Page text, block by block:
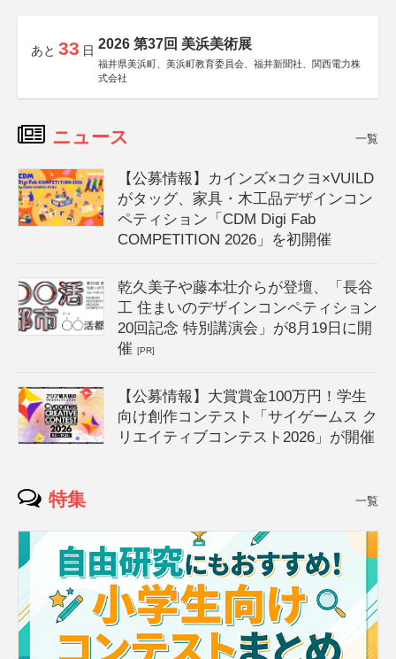
あと 33 日 2026 第37回 美浜美術展
福井県美浜町、美浜町教育委員会、福井新聞社、関西電力株
式会社
ニュース 一覧
【公募情報】カインズ×コクヨ×VUILD
がタッグ、家具・木工品デザインコン
ペティション「CDM Digi Fab
COMPETITION 2026」を初開催
乾久美子や藤本壮介らが登壇、「長谷
工 住まいのデザインコンペティション
20回記念 特別講演会」が8月19日に開
催[PR]
【公募情報】大賞賞金100万円！学生
向け創作コンテスト「サイゲームス ク
リエイティブコンテスト2026」が開催
特集 一覧